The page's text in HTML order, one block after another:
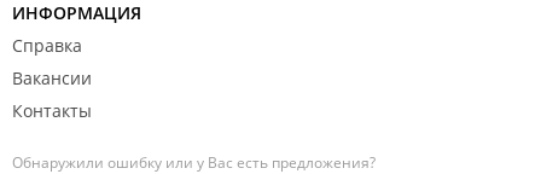
ИНФОРМАЦИЯ
Справка
Вакансии
Контакты
Обнаружили ошибку или у Вас есть предложения?